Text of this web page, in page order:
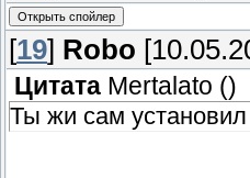
[19] Robo
Цитата Mertalato ()
Ты жи сам